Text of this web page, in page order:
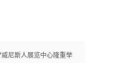
尼斯人展览中心隆重举